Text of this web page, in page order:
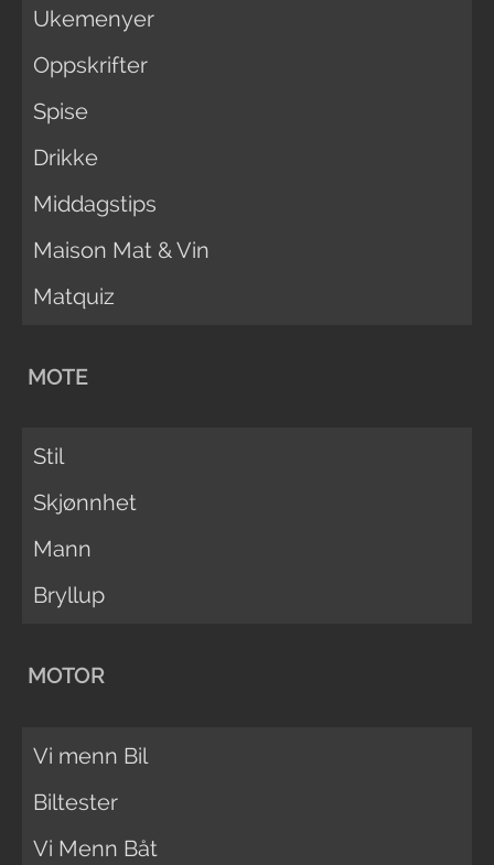
Ukemenyer
Oppskrifter
Spise
Drikke
Middagstips
Maison Mat & Vin
Matquiz
MOTE
Stil
Skjønnhet
Mann
Bryllup
MOTOR
Vi menn Bil
Biltester
Vi Menn Båt